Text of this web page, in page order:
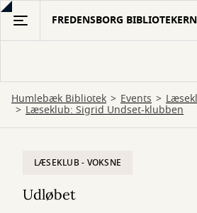
Gå
hovedindhold
FREDENSBORG
Humlebæk Bibliotek Events
Læseklub: Sigrid Undset-klubben
LÆSEKLUB - VOKSNE
Udløbet